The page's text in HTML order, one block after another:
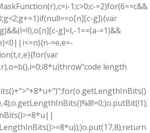
1;c>0;c-=2)for(6==c&&
g]){var
g]=l,-1==(a-=1)&&
=e,e=-
8*u)throw"code length